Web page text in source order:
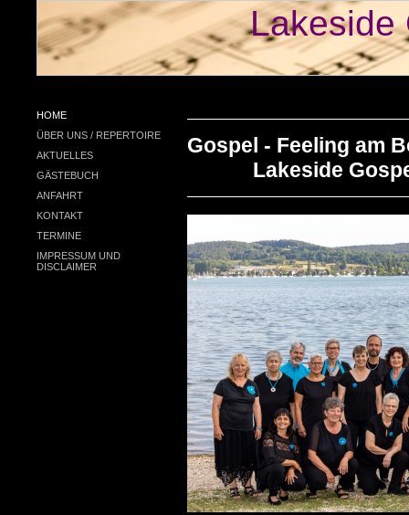
Lakeside
HOME
ÜBER UNS / REPERTOIRE
AKTUELLES
GÄSTEBUCH
ANFAHRT
KONTAKT
TERMINE
IMPRESSUM UND
DISCLAIMER
Gospel - Feeling
Lakeside Gospel